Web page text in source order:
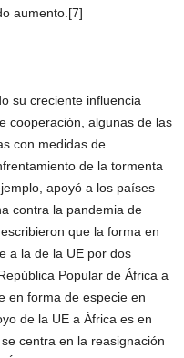
aumento.[7]
su creciente influencia
cooperación, algunas de las
con medidas de
de la tormenta
apoyó a los países
contra la pandemia de
que la forma en
a la de la UE por dos
Popular de África a
en forma de especie en
de la UE a África es en
centra en la reasignación